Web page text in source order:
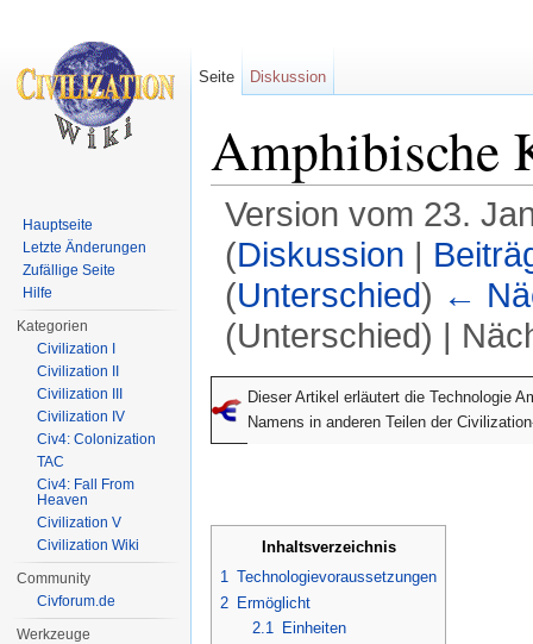
Amphibische
Version vom 23.
(Diskussion |
(Unterschied) ←
(Unterschied) |
Dieser Artikel erläutert die Technologie
Namens in anderen Teilen der
Inhaltsverzeichnis
1 Technologievoraussetzungen
2 Ermöglicht
2.1
Einheiten
Seite Diskussion
Hauptseite
Letzte Änderungen
Zufällige Seite
Hilfe
Kategorien
Civilization I
Civilization II
Civilization III
Civilization IV
Civ4: Colonization
TAC
Civ4: Fall From
Heaven
Civilization V
Civilization Wiki
Community
Civforum.de
Werkzeuge